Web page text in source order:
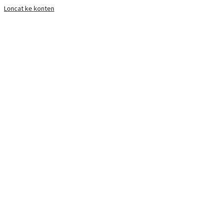
Loncat ke konten